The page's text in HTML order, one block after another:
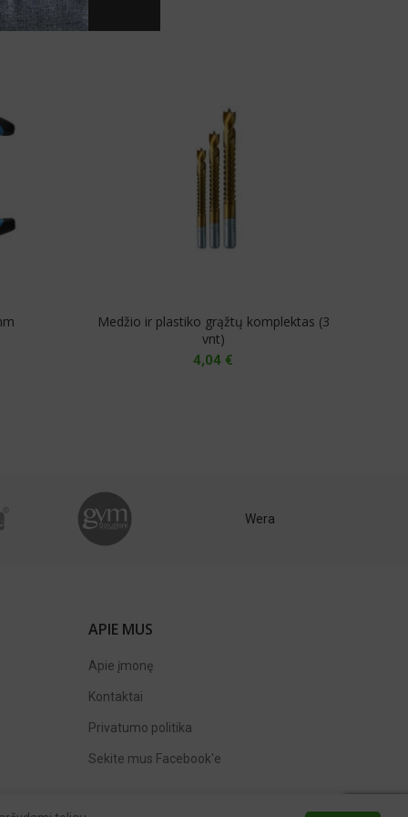
Medžio ir plastiko grąžtų komplektas (3
vnt)
4,04 €
Wera
APIE MUS
Apie įmonę
Kontaktai
Privatumo politika
Sekite mus Facebook'e